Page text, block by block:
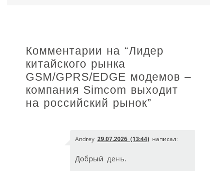
Комментарии на “Лидер
китайского рынка
GSM/GPRS/EDGE модемов –
компания Simcom выходит
на российский рынок”
Andrey 29.07.2026 (13:44) написал:
Добрый день.